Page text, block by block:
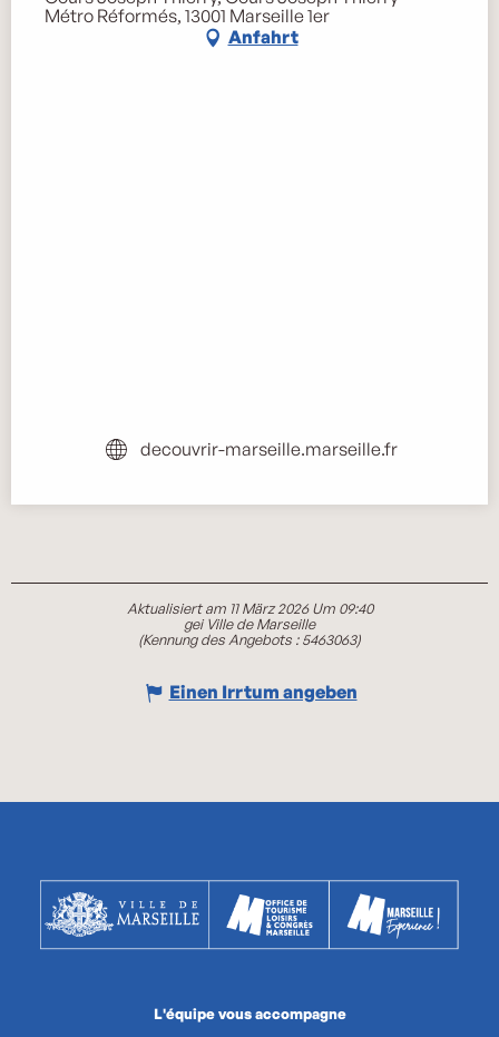
Métro Réformés, 13001 Marseille 1er
Anfahrt
decouvrir-marseille.marseille.fr
Aktualisiert am 11 März 2026 Um 09:40
gei Ville de Marseille
(Kennung des Angebots :5463063)
Einen Irrtum angeben
L'équipe vous accompagne